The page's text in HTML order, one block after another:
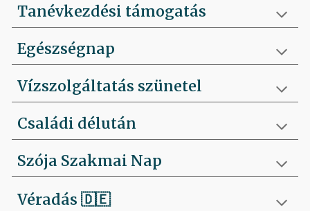
Tanévkezdési támogatás
Egészségnap
Vízszolgáltatás szünetel
Családi délután
Szója Szakmai Nap
Véradás🇩🇪